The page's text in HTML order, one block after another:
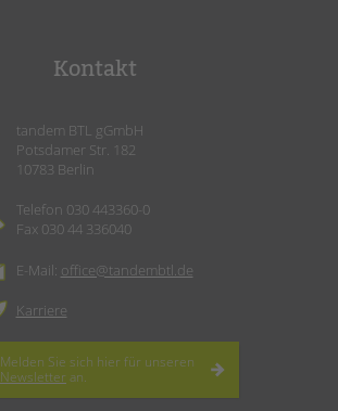
Kontakt
tandem BTL gGmbH
Potsdamer Str. 182
10783 Berlin
Telefon 030 443360-0
Fax 030 44 336040
E-Mail: office@tandembtl.de
Karriere
Melden Sie sich hier für unseren
Newsletter an.